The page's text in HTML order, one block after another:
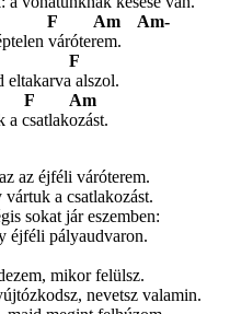
Am-
váróterem.
F
eltakarva alszol.
a csatlakozást.
az éjféli váróterem.
a csatlakozást.
sokat jár eszemben:
éjféli pályaudvaron.
mikor felülsz.
nevetsz valamin.